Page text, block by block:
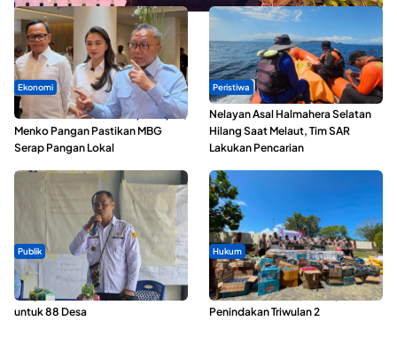
Ekonomi
SPPG di Maluku Utara Dipercepat,
Menko Pangan Pastikan MBG
Serap Pangan Lokal
Peristiwa
Nelayan Asal Halmahera Selatan
Hilang Saat Melaut, Tim SAR
Lakukan Pencarian
Publik
ABDESI Morotai Apresiasi
Penyaluran ADD Rp3,13 Miliar
untuk 88 Desa
Hukum
Polda Maluku Utara Musnahkan
Ribuan Liter Miras Hasil Operasi
Penindakan Triwulan 2